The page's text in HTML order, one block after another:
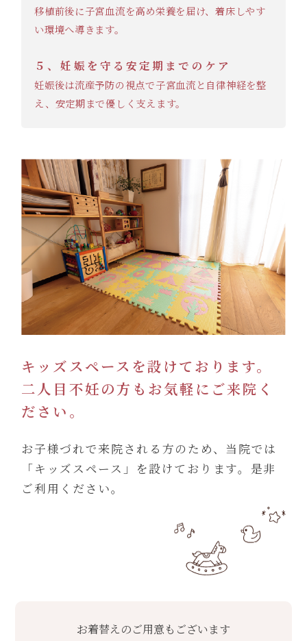
移植前後に子宮血流を高め栄養を届け、着床しやす
い環境へ導きます。
５、妊娠を守る安定期までのケア
妊娠後は流産予防の視点で子宮血流と自律神経を整
え、安定期まで優しく支えます。
キッズスペースを設けております。
二人目不妊の方もお気軽にご来院く
ださい。
お子様づれで来院される方のため、当院では
「キッズスペース」を設けております。是非
ご利用ください。
お着替えのご用意もございます